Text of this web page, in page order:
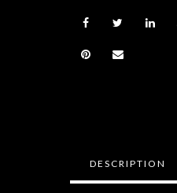
DESCRIPTION